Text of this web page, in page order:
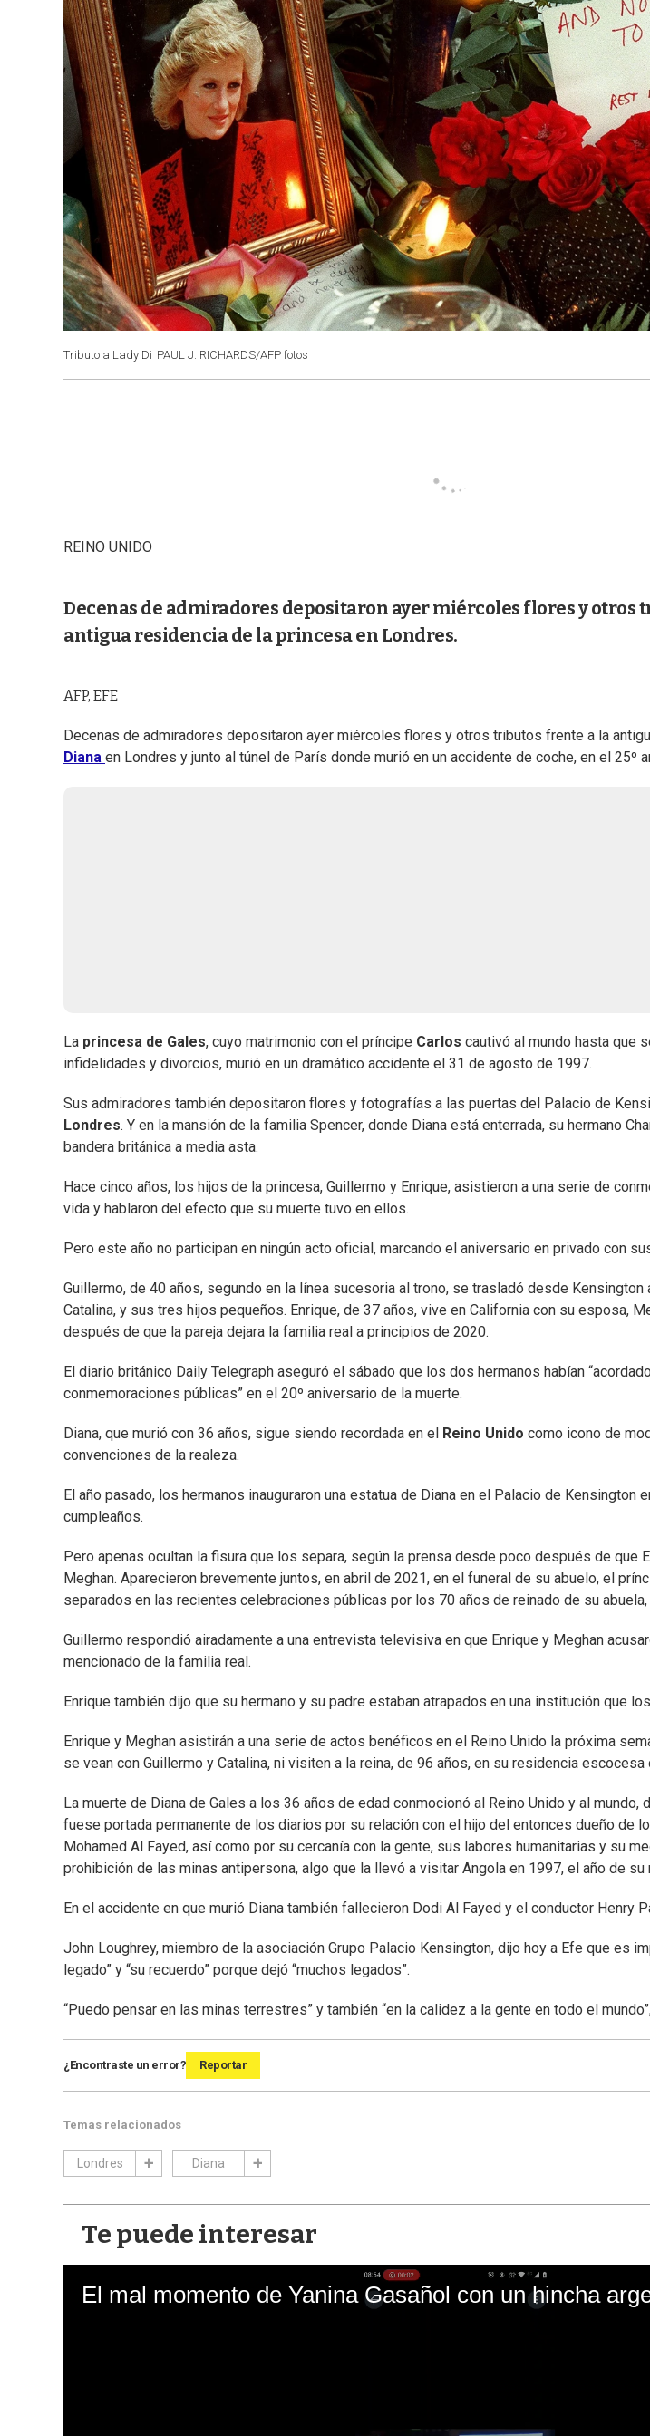
Tributo a Lady Di PAUL J. RICHARDS/AFP fotos
REINO UNIDO
Decenas de admiradores depositaron ayer miércoles flores y otros
antigua residencia de la princesa en Londres.
AFP, EFE
Decenas de admiradores depositaron ayer miércoles flores y otros tributos frente a la
Diana en Londres y junto al túnel de París donde murió en un accidente de coche, en el 25º
La princesa de Gales, cuyo matrimonio con el príncipe Carlos cautivó al mundo hasta que
infidelidades y divorcios, murió en un dramático accidente el 31 de agosto de 1997.
Sus admiradores también depositaron flores y fotografías a las puertas del Palacio de
Londres. Y en la mansión de la familia Spencer, donde Diana está enterrada, su hermano
bandera británica a media asta.
Hace cinco años, los hijos de la princesa, Guillermo y Enrique, asistieron a una serie de
vida y hablaron del efecto que su muerte tuvo en ellos.
Pero este año no participan en ningún acto oficial, marcando el aniversario en privado con
Guillermo, de 40 años, segundo en la línea sucesoria al trono, se trasladó desde Kensington
Catalina, y sus tres hijos pequeños. Enrique, de 37 años, vive en California con su esposa,
después de que la pareja dejara la familia real a principios de 2020.
El diario británico Daily Telegraph aseguró el sábado que los dos hermanos habían
conmemoraciones públicas” en el 20º aniversario de la muerte.
Diana, que murió con 36 años, sigue siendo recordada en el Reino Unido como icono de
convenciones de la realeza.
El año pasado, los hermanos inauguraron una estatua de Diana en el Palacio de Kensington
cumpleaños.
Pero apenas ocultan la fisura que los separa, según la prensa desde poco después de que
Meghan. Aparecieron brevemente juntos, en abril de 2021, en el funeral de su abuelo, el
separados en las recientes celebraciones públicas por los 70 años de reinado de su
Guillermo respondió airadamente a una entrevista televisiva en que Enrique y Meghan
mencionado de la familia real.
Enrique también dijo que su hermano y su padre estaban atrapados en una institución que
Enrique y Meghan asistirán a una serie de actos benéficos en el Reino Unido la próxima
se vean con Guillermo y Catalina, ni visiten a la reina, de 96 años, en su residencia escocesa
La muerte de Diana de Gales a los 36 años de edad conmocionó al Reino Unido y al
fuese portada permanente de los diarios por su relación con el hijo del entonces dueño de
Mohamed Al Fayed, así como por su cercanía con la gente, sus labores humanitarias y su
prohibición de las minas antipersona, algo que la llevó a visitar Angola en 1997, el año de su
En el accidente en que murió Diana también fallecieron Dodi Al Fayed y el conductor Henry
John Loughrey, miembro de la asociación Grupo Palacio Kensington, dijo hoy a Efe que es
legado” y “su recuerdo” porque dejó “muchos legados”.
“Puedo pensar en las minas terrestres” y también “en la calidez a la gente en todo el
¿Encontraste un error? Reportar
Temas relacionados
Londres Diana
Te puede interesar